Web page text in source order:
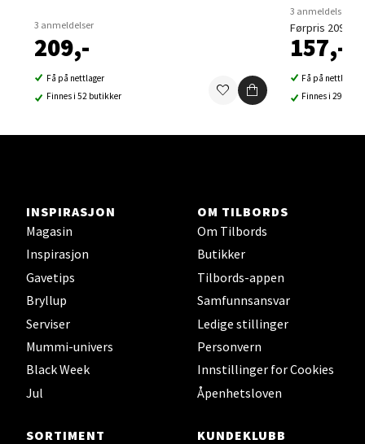
3 anmeldelser
209,-
Få på nettlager
Finnes i 52 butikker
3 anmeldelser
Førpris 209,-
157,-
Få på nettlager
Finnes i 29
INSPIRASJON
Magasin
Inspirasjon
Gavetips
Bryllup
Serviser
Mummi-univers
Black Week
Jul
OM TILBORDS
Om Tilbords
Butikker
Tilbords-appen
Samfunnsansvar
Ledige stillinger
Personvern
Innstillinger for Cookies
Åpenhetsloven
SORTIMENT
KUNDEKLUBB
Lillehammer - Strandtorget
Strandtorget, 2609 Lillehammer
Åpent i dag 09-20
Strømmen - Thon Senter Strømmen
Støperivn. 5, 2010 Strømmen
Åpent i dag 10-21
0 i butikk
Velg